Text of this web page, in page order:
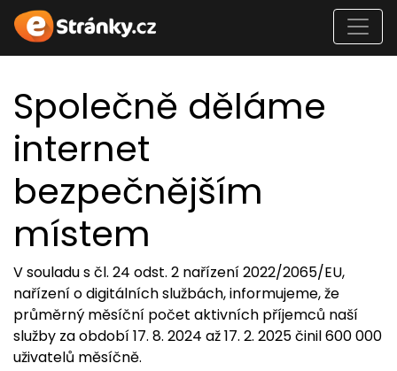
Společně děláme
internet
bezpečnějším
místem
V souladu s čl. 24 odst. 2 nařízení 2022/2065/EU,
nařízení o digitálních službách, informujeme, že
průměrný měsíční počet aktivních příjemců naší
služby za období 17. 8. 2024 až 17. 2. 2025 činil 600 000
uživatelů měsíčně.